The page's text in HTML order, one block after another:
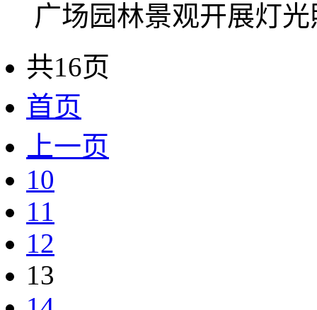
广场园林景观开展灯
共16页
首页
上一页
10
11
12
13